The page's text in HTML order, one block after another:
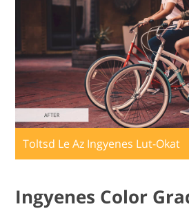
Toltsd Le Az Ingyenes Lut-Okat
Ingyenes Color